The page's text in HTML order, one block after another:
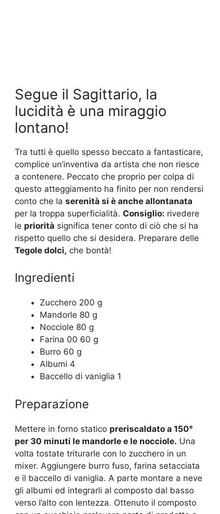
Segue il Sagittario, la
lucidità è una miraggio
lontano!
Tra tutti è quello spesso beccato a fantasticare,
complice un’inventiva da artista che non riesce
a contenere. Peccato che proprio per colpa di
questo atteggiamento ha finito per non rendersi
conto che la serenità si è anche allontanata
per la troppa superficialità. Consiglio: rivedere
le priorità significa tener conto di ciò che si ha
rispetto quello che si desidera. Preparare delle
Tegole dolci, che bontà!
Ingredienti
Zucchero 200 g
Mandorle 80 g
Nocciole 80 g
Farina 00 60 g
Burro 60 g
Albumi 4
Baccello di vaniglia 1
Preparazione
Mettere in forno statico preriscaldato a 150°
per 30 minuti le mandorle e le nocciole. Una
volta tostate triturarle con lo zucchero in un
mixer. Aggiungere burro fuso, farina setacciata
e il baccello di vaniglia. A parte montare a neve
gli albumi ed integrarli al composto dal basso
verso l’alto con lentezza. Ottenuto il composto